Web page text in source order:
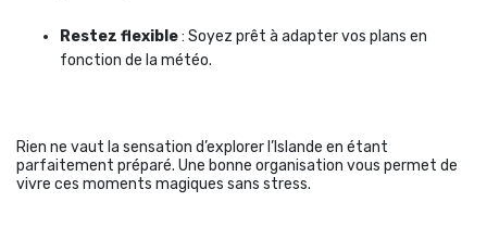
Restez flexible: Soyez prêt à adapter vos plans en
fonction de la météo.
Rien ne vaut la sensation d’explorer l’Islande en étant
parfaitement préparé. Une bonne organisation vous permet de
vivre ces moments magiques sans stress.